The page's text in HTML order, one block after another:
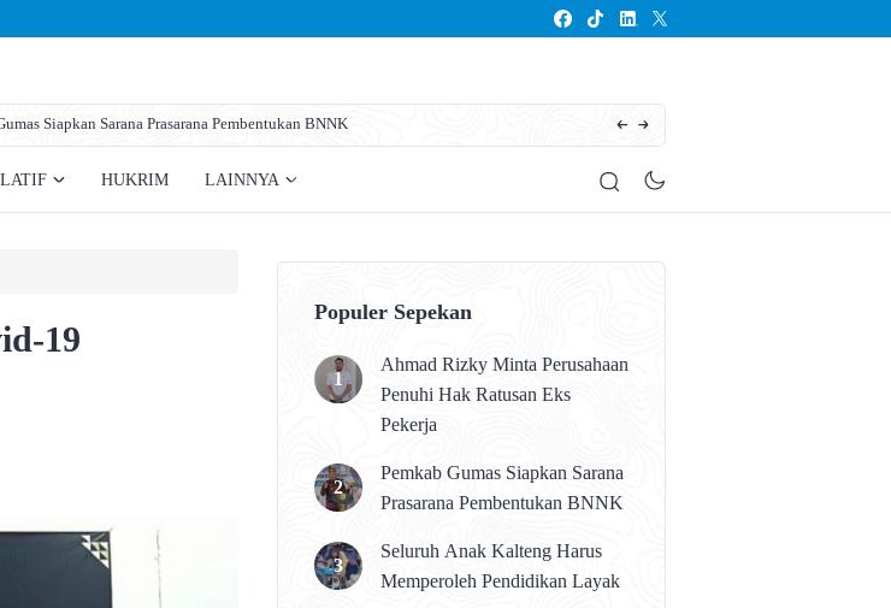
Siapkan Sarana Prasarana Pembentukan BNNK Seluruh Anak Kalteng Harus Memperoleh
HUKRIM LAINNYA
19
Populer Sepekan
Ahmad Rizky Minta Perusahaan
Penuhi Hak Ratusan Eks
Pekerja
Pemkab Gumas Siapkan Sarana
Prasarana Pembentukan BNNK
Seluruh Anak Kalteng Harus
Memperoleh Pendidikan Layak